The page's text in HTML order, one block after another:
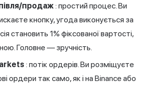
продаж: простий процес. Ви
кнопку, угода виконується за
становить 1% фіксованої вартості,
Головне — зручність.
: потік ордерів. Ви розміщуєте
ордери так само, як і на Binance або